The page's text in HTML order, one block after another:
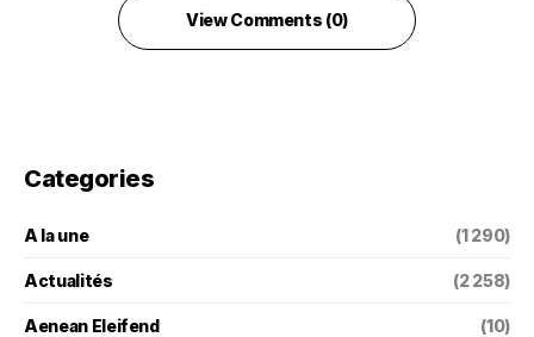
View Comments (0)
Categories
A la une (1 290)
Actualités (2 258)
Aenean Eleifend (10)